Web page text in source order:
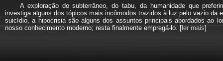
A exploração do subterrâneo, do tabu, da humanidade que
investiga alguns dos tópicos mais incômodos trazidos à luz pelo vazio da
suicídio, a hipocrisia são alguns dos assuntos principais abordados ao
nosso conhecimento moderno; resta finalmente empregá-lo. [ler mais]